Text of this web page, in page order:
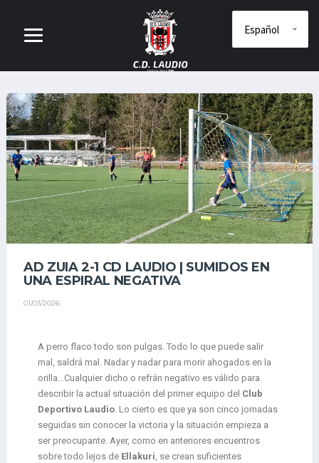
AD ZUIA 2-1 CD LAUDIO | SUMIDOS EN
UNA ESPIRAL NEGATIVA
01/03/2026
A perro flaco todo son pulgas. Todo lo que puede salir
mal, saldrá mal. Nadar y nadar para morir ahogados en la
orilla…Cualquier dicho o refrán negativo es válido para
describir la actual situación del primer equipo del Club
Deportivo Laudio. Lo cierto es que ya son cinco jornadas
seguidas sin conocer la victoria y la situación empieza a
ser preocupante. Ayer, como en anteriores encuentros
sobre todo lejos de Ellakuri, se crean suficientes